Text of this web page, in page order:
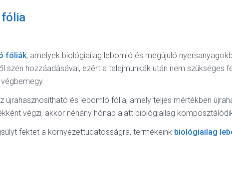
fólia
fóliák, amelyek biológiailag lebomló és megújuló
szén hozzáadásával, ezért a talajmunkák után nem szükséges
újrahasznosítható és lebomló fólia, amely teljes mértékben
végzi, akkor néhány hónap alatt biológiailag
fektet a környezettudatosságra, termékeink biológiailag